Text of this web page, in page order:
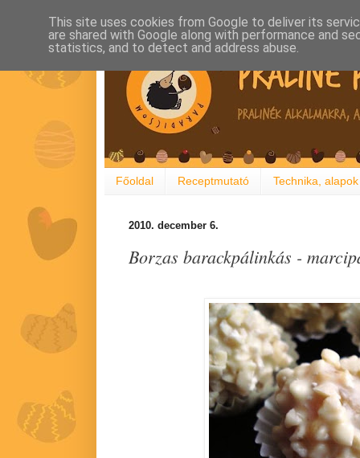
Főoldal Receptmutató Technika, alapok
2010. december 6.
Borzas barackpálinkás -
This site uses cookies from Google to deliver its
are shared with Google along with performance and
statistics, and to detect and address abuse.